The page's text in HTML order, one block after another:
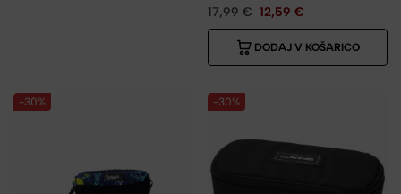
17,99€ 12,59 €
DODAJ V KOŠARICO
-30% -30%